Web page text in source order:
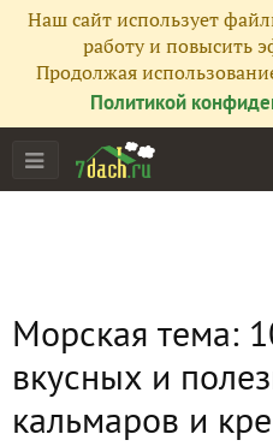
Наш сайт использует
работу и повысить
Продолжая
Политикой
Морская тема:
вкусных и
кальмаров и